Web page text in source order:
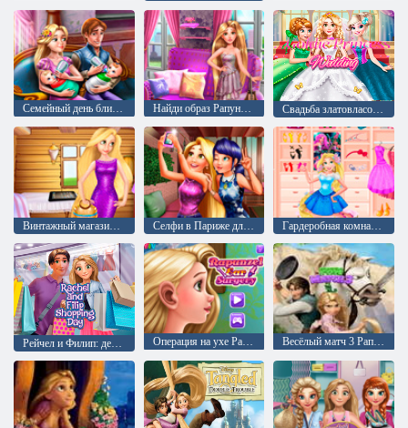
Семейный день близнецов Рапунцель Найди образ Рапунцель для бала Свадьба златовласой принцессы
Винтажный магазин принцессы Селфи в Париже для Инстаграмма Гардеробная комната сладкой принцессы
Операция на ухе Рапунцель Весёлый матч 3 Рапунцель